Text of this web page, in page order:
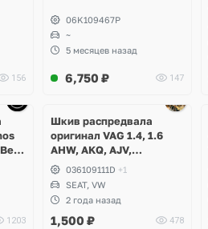
156
06K109467P
~
5 месяцев назад
6,750 ₽ 147
1203
Шкив распредвала
оригинал VAG 1.4, 1.6
AHW, AKQ, AJV,
Volkswagen Golf 4, Bora,
Polo, Lupo, Seat Leon,
Toledo, Arosa
036109111D +1
SEAT, VW
2 года назад
1,500 ₽ 478